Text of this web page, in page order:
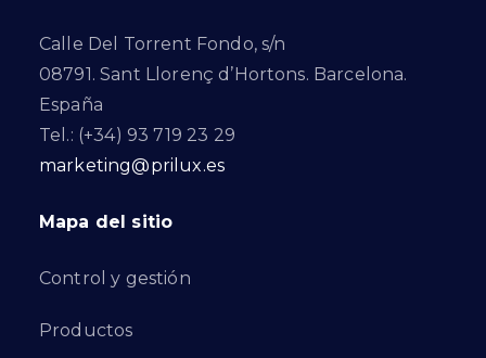
Calle Del Torrent Fondo, s/n
08791. Sant Llorenç d’Hortons. Barcelona.
España
Tel.: (+34) 93 719 23 29
marketing@prilux.es
Mapa del sitio
Control y gestión
Productos